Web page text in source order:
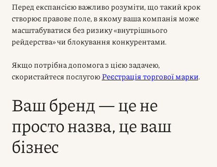
Перед експансією важливо розуміти, що такий крок
створює правове поле, в якому ваша компанія може
масштабуватися без ризику «внутрішнього
рейдерства» чи блокування конкурентами.
Якщо потрібна допомога з цією задачею,
скористайтеся послугоюРеєстрація торгової марки.
Ваш бренд — це не
просто назва, це ваш
бізнес